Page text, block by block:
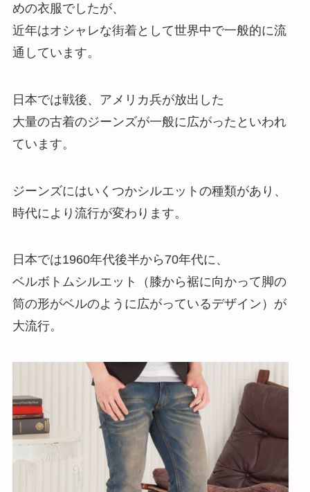
めの衣服でしたが、
近年はオシャレな街着として世界中で一般的に流
通しています。
日本では戦後、アメリカ兵が放出した
大量の古着のジーンズが一般に広がったといわれ
ています。
ジーンズにはいくつかシルエットの種類があり、
時代により流行が変わります。
日本では1960年代後半から70年代に、
ベルボトムシルエット（膝から裾に向かって脚の
筒の形がベルのように広がっているデザイン）が
大流行。